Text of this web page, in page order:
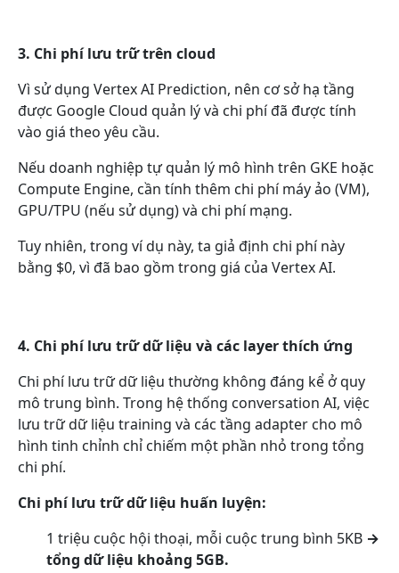
3. Chi phí lưu trữ trên cloud
Vì sử dụng Vertex AI Prediction, nên cơ sở hạ tầng
được Google Cloud quản lý và chi phí đã được tính
vào giá theo yêu cầu.
Nếu doanh nghiệp tự quản lý mô hình trên GKE hoặc
Compute Engine, cần tính thêm chi phí máy ảo (VM),
GPU/TPU (nếu sử dụng) và chi phí mạng.
Tuy nhiên, trong ví dụ này, ta giả định chi phí này
bằng $0, vì đã bao gồm trong giá của Vertex AI.
4. Chi phí lưu trữ dữ liệu và các layer thích ứng
Chi phí lưu trữ dữ liệu thường không đáng kể ở quy
mô trung bình. Trong hệ thống conversation AI, việc
lưu trữ dữ liệu training và các tầng adapter cho mô
hình tinh chỉnh chỉ chiếm một phần nhỏ trong tổng
chi phí.
Chi phí lưu trữ dữ liệu huấn luyện:
1 triệu cuộc hội thoại, mỗi cuộc trung bình 5KB →
tổng dữ liệu khoảng 5GB.